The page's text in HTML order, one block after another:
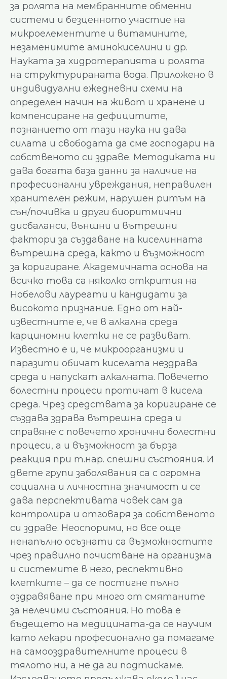
за ролята на мембранните обменни
системи и безценното участие на
микроелементите и витамините,
незаменимите аминокиселини и др.
Науката за хидротерапията и ролята
на структурираната вода. Приложено в
индивидуални ежедневни схеми на
определен начин на живот и хранене и
компенсиране на дефицитите,
познанието от тази наука ни дава
силата и свободата да сме господари на
собственото си здраве. Методиката ни
дава богата база данни за наличие на
професионални увреждания, неправилен
хранителен режим, нарушен ритъм на
сън/почивка и други биоритмични
дисбаланси, външни и вътрешни
фактори за създаване на киселинната
вътрешна среда, както и възможност
за коригиране. Академичната основа на
всичко това са няколко открития на
Нобелови лауреати и кандидати за
високото признание. Едно от най-
известните е, че в алкална среда
карциномни клетки не се развиват.
Известно е и, че микроорганизми и
паразити обичат киселата нездрава
среда и напускат алкалната. Повечето
болестни процеси протичат в кисела
среда. Чрез средствата за коригиране се
създава здрава вътрешна среда и
справяне с повечето хронични болестни
процеси, а и възможност за бърза
реакция при т.нар. спешни състояния. И
двете групи заболявания са с огромна
социална и личностна значимост и се
дава перспективата човек сам да
контролира и отговаря за собственото
си здраве. Неоспорими, но все още
ненапълно осъзнати са възможностите
чрез правилно почистване на организма
и системите в него, респективно
клетките – да се постигне пълно
оздравяване при много от смятаните
за нелечими състояния. Но това е
бъдещето на медицината-да се научим
като лекари професионално да помагаме
на самооздравителните процеси в
тялото ни, а не да ги подтискаме.